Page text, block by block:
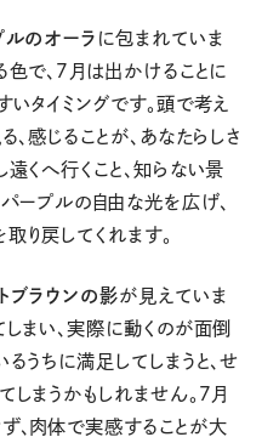
ルのオーラ に包まれていま
色で、7月は出かけることに
タイミングです。頭で考え
、感じることが、あなたらしさ
くへ行くこと、知らない景
ープルの自由な光を広げ、
り戻してくれます。
ブラウンの影が見えていま
まい、実際に動くのが面倒
うちに満足してしまうと、せ
しまうかもしれません。7月
、肉体で実感することが大